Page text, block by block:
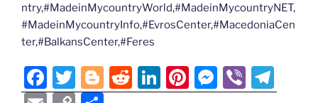
ntry,#MadeinMycountryWorld,#MadeinMycountryNET,
#MadeinMycountryInfo,#EvrosCenter,#MacedoniaCen
ter,#BalkansCenter,#Feres
F
T
Bl R
Li Pi M Vi